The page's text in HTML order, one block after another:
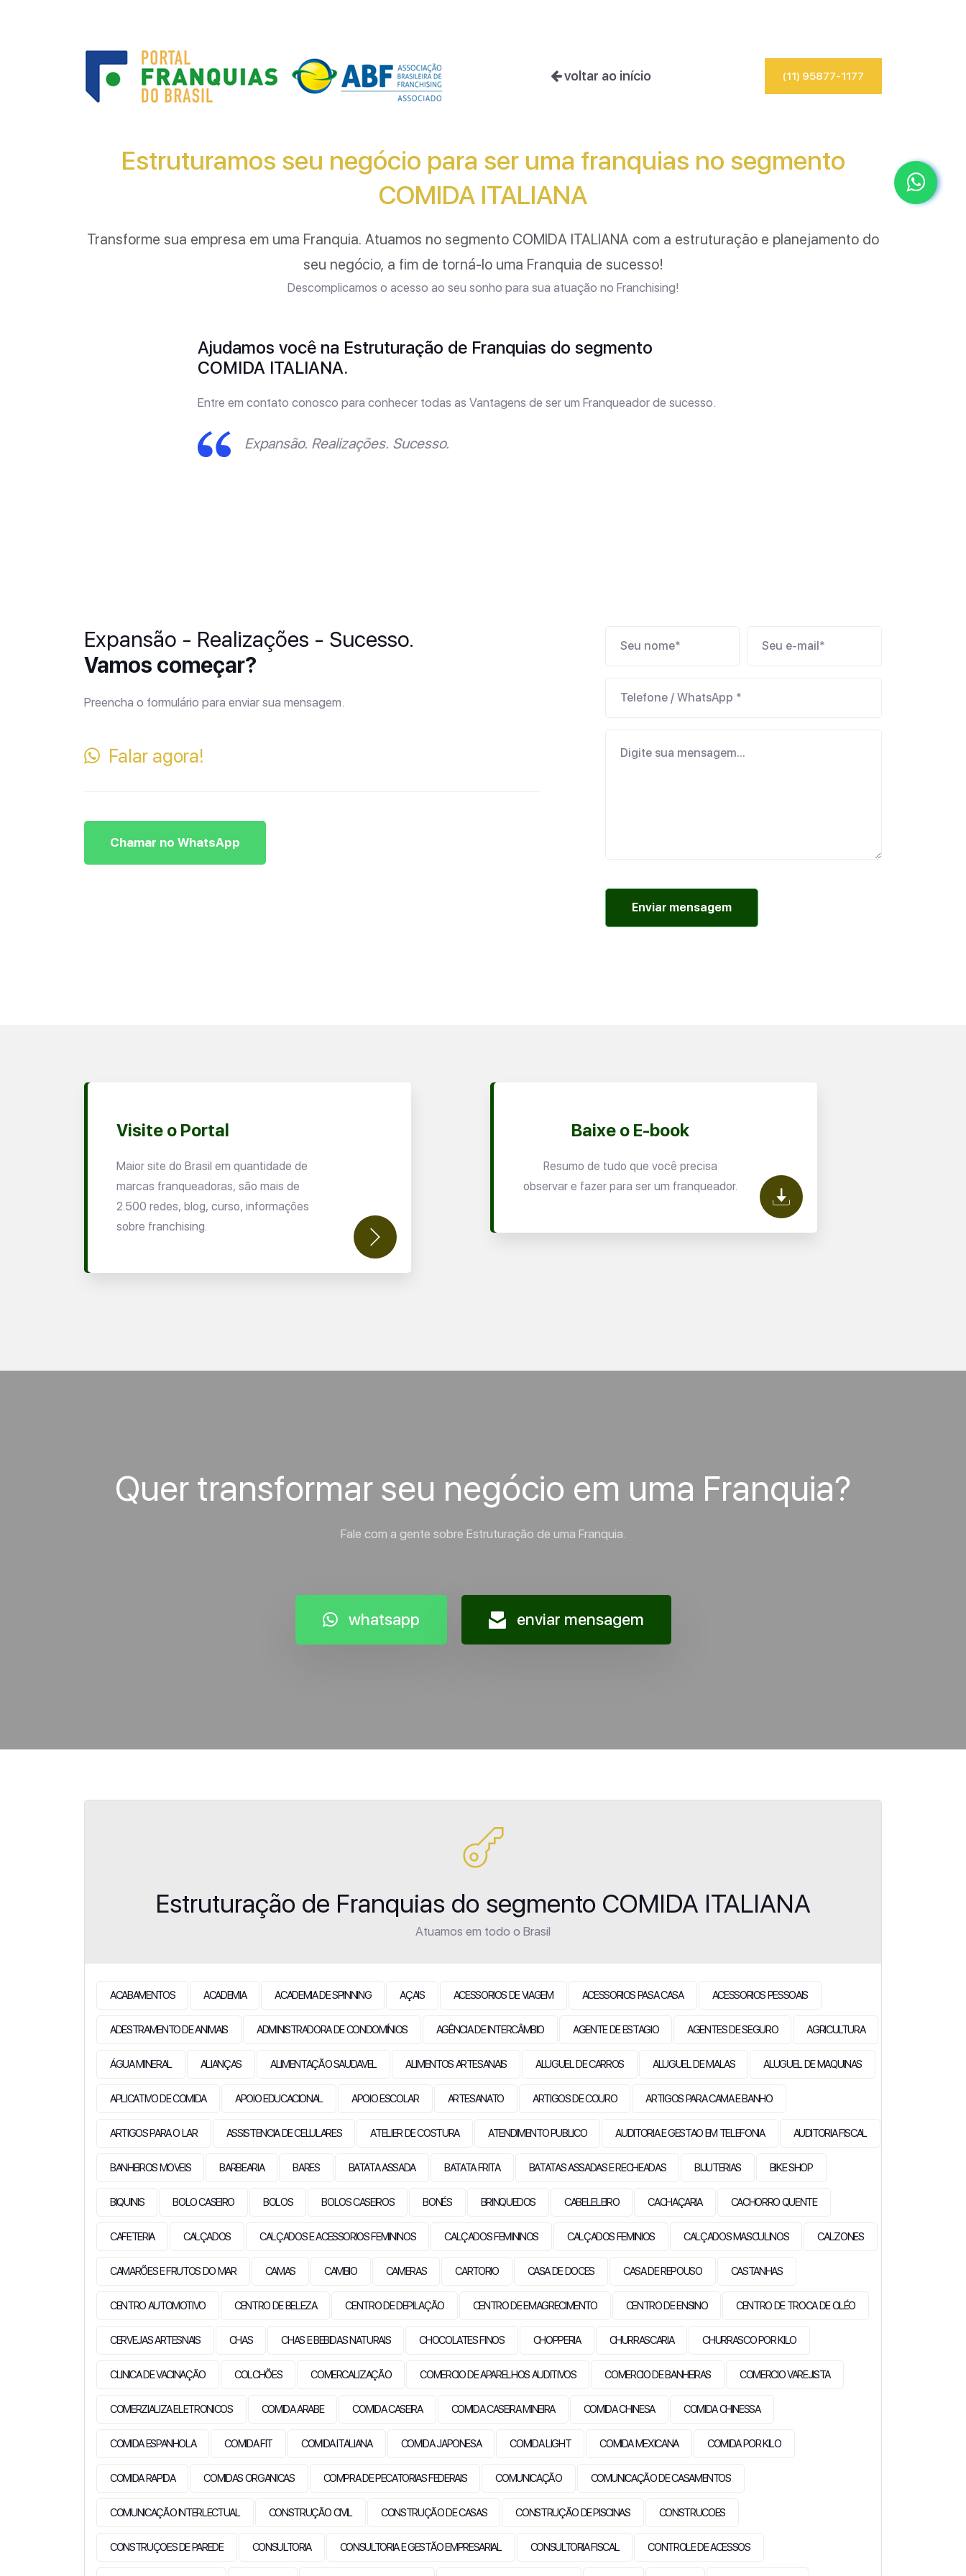
voltar ao início (11) 95877-1177
Estruturamos seu negócio para ser uma franquias no segmento
COMIDA ITALIANA
Transforme sua empresa em uma Franquia. Atuamos no segmento COMIDA ITALIANA com a estruturação e planejamento do
seu negócio, a fim de torná-lo uma Franquia de sucesso!
Descomplicamos o acesso ao seu sonho para sua atuação no Franchising!
Ajudamos você na Estruturação de Franquias do segmento
COMIDA ITALIANA.
Entre em contato conosco para conhecer todas as Vantagens de ser um Franqueador de sucesso.
Expansão. Realizações. Sucesso.
Expansão - Realizações - Sucesso.
Vamos começar?
Preencha o formulário para enviar sua mensagem.
Falar agora!
Chamar no WhatsApp
Enviar mensagem
Baixe o E-book
Resumo de tudo que você precisa
observar e fazer para ser um franqueador.
Visite o Portal
Maior site do Brasil em quantidade de
marcas franqueadoras, são mais de
2.500 redes, blog, curso, informações
sobre franchising.
Quer transformar seu negócio em uma Franquia?
Fale com a gente sobre Estruturação de uma Franquia.
whatsapp enviar mensagem
Estruturação de Franquias do segmento COMIDA ITALIANA
Atuamos em todo o Brasil
ACABAMENTOS ACADEMIA ACADEMIA DE SPINNING AÇAIS ACESSORIOS DE VIAGEM ACESSORIOS PASA CASA ACESSORIOS PESSOAIS
ADESTRAMENTO DE ANIMAIS ADMINISTRADORA DE CONDOMÍNIOS AGÊNCIA DE INTERCÂMBIO AGENTE DE ESTAGIO AGENTES DE SEGURO AGRICULTURA
ÁGUA MINERAL ALIANÇAS ALIMENTAÇÃO SAUDAVEL ALIMENTOS ARTESANAIS ALUGUEL DE CARROS ALUGUEL DE MALAS ALUGUEL DE MAQUINAS
APLICATIVO DE COMIDA APOIO EDUCACIONAL APOIO ESCOLAR ARTESANATO ARTIGOS DE COURO ARTIGOS PARA CAMA E BANHO
ARTIGOS PARA O LAR ASSISTENCIA DE CELULARES ATELIER DE COSTURA ATENDIMENTO PUBLICO AUDITORIA E GESTAO EM TELEFONIA AUDITORIA FISCAL
BANHEIROS MOVEIS BARBEARIA BARES BATATA ASSADA BATATA FRITA BATATAS ASSADAS E RECHEADAS BIJUTERIAS BIKE SHOP
BIQUINIS BOLO CASEIRO BOLOS BOLOS CASEIROS BONÉS BRINQUEDOS CABELELEIRO CACHAÇARIA CACHORRO QUENTE
CAFETERIA CALÇADOS CALÇADOS E ACESSORIOS FEMININOS CALÇADOS FEMININOS CALÇADOS FEMINIOS CALÇADOS MASCULINOS CALZONES
CAMARÕES E FRUTOS DO MAR CAMAS CAMBIO CAMERAS CARTORIO CASA DE DOCES CASA DE REPOUSO CASTANHAS
CENTRO AUTOMOTIVO CENTRO DE BELEZA CENTRO DE DEPILAÇÃO CENTRO DE EMAGRECIMENTO CENTRO DE ENSINO CENTRO DE TROCA DE OLÉO
CERVEJAS ARTESNAIS CHAS CHAS E BEBIDAS NATURAIS CHOCOLATES FINOS CHOPPERIA CHURRASCARIA CHURRASCO POR KILO
CLINICA DE VACINAÇÃO COLCHÕES COMERCALIZAÇÃO COMERCIO DE APARELHOS AUDITIVOS COMERCIO DE BANHEIRAS COMERCIO VAREJISTA
COMERZIALIZA ELETRONICOS COMIDA ARABE COMIDA CASEIRA COMIDA CASEIRA MINEIRA COMIDA CHINESA COMIDA CHINESSA
COMIDA ESPANHOLA COMIDA FIT COMIDA ITALIANA COMIDA JAPONESA COMIDA LIGHT COMIDA MEXICANA COMIDA POR KILO
COMIDA RAPIDA COMIDAS ORGANICAS COMPRA DE PECATORIAS FEDERAIS COMUNICAÇÃO COMUNICAÇÃO DE CASAMENTOS
COMUNICAÇÃO INTERLECTUAL CONSTRUÇÃO CIVIL CONSTRUÇÃO DE CASAS CONSTRUÇÃO DE PISCINAS CONSTRUCOES
CONSTRUÇOES DE PAREDE CONSULTORIA CONSULTORIA E GESTÃO EMPRESARIAL CONSULTORIA FISCAL CONTROLE DE ACESSOS